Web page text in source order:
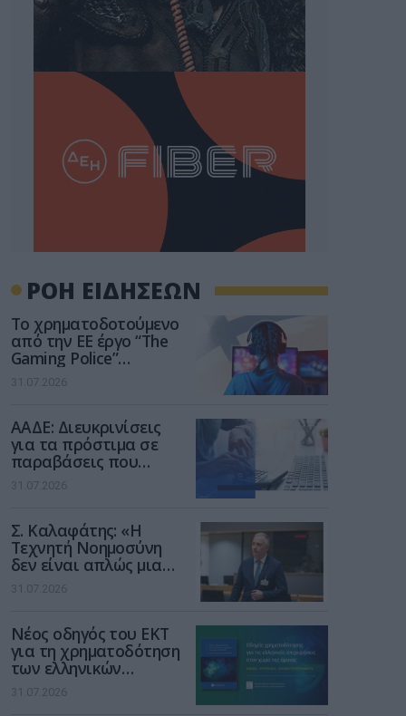
ΡΟΗ ΕΙΔΗΣΕΩΝ
Το χρηματοδοτούμενο
από την ΕΕ έργο “The
Gaming Police”
ενισχύει την ασφάλεια
των παιδιών στο
31.07.2026
ΑΑΔΕ: Διευκρινίσεις
για τα πρόστιμα σε
παραβάσεις που
αφορούν τους ΦΗΜ
31.07.2026
Σ. Καλαφάτης: «Η
Τεχνητή Νοημοσύνη
δεν είναι απλώς μια
νέα τεχνολογία, είναι
μια νέα βιομηχανική
31.07.2026
Νέος οδηγός του ΕΚΤ
για τη χρηματοδότηση
των ελληνικών
επιχειρήσεων στον
χώρο της άμυνας
31.07.2026